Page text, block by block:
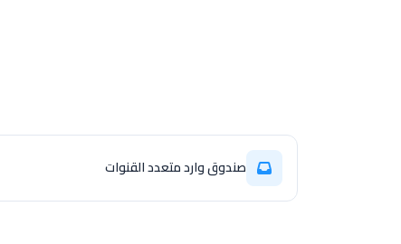
صندوق وارد متعدد القنوات